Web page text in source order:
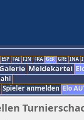
ESP FAI FIN FRA GER GRE INA
Meldekartei
Spieler anmelden Elo